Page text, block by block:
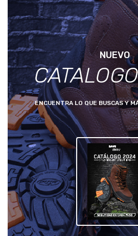
NUEVO
ENCUENTRA LO QUE BUSCAS Y